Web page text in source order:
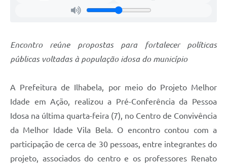
Encontro reúne propostas para fortalecer políticas
públicas voltadas à população idosa do município
A Prefeitura de Ilhabela, por meio do Projeto Melhor
Idade em Ação, realizou a Pré-Conferência da Pessoa
Idosa na última quarta-feira (7), no Centro de Convivência
da Melhor Idade Vila Bela. O encontro contou com a
participação de cerca de 30 pessoas, entre integrantes do
projeto, associados do centro e os professores Renato